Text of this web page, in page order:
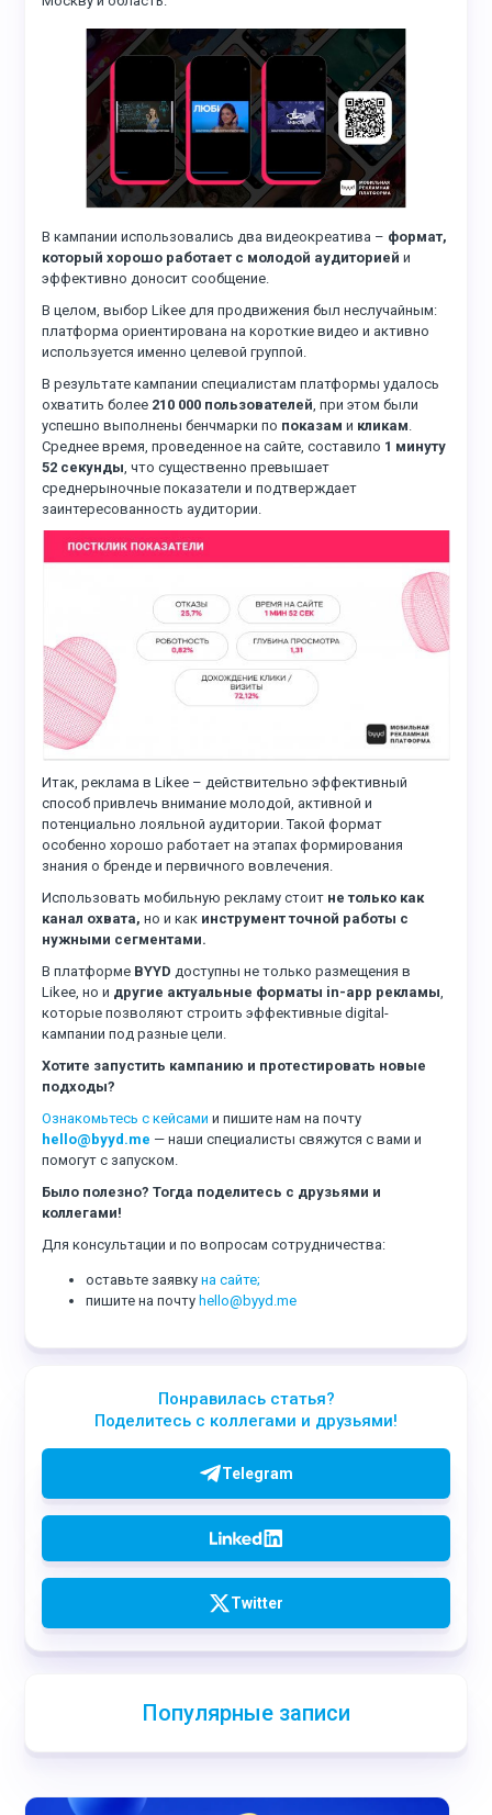
В кампании использовались два видеокреатива – формат,
который хорошо работает с молодой аудиторией и
эффективно доносит сообщение.
В целом, выбор Likee для продвижения был неслучайным:
платформа ориентирована на короткие видео и активно
используется именно целевой группой.
В результате кампании специалистам платформы удалось
охватить более 210 000 пользователей, при этом были
успешно выполнены бенчмарки по показам и кликам.
Среднее время, проведенное на сайте, составило 1 минуту
52 секунды, что существенно превышает
среднерыночные показатели и подтверждает
заинтересованность аудитории.
Итак, реклама в Likee – действительно эффективный
способ привлечь внимание молодой, активной и
потенциально лояльной аудитории. Такой формат
особенно хорошо работает на этапах формирования
знания о бренде и первичного вовлечения.
Использовать мобильную рекламу стоит не только как
канал охвата,но и как инструмент точной работы с
нужными сегментами.
В платформе BYYDдоступны не только размещения в
Likee, но и другие актуальные форматы in-app рекламы,
которые позволяют строить эффективные digital-
кампании под разные цели.
Хотите запустить кампанию и протестировать новые
подходы?
Ознакомьтесь с кейсами и пишите нам на почту
hello@byyd.me — наши специалисты свяжутся с вами и
помогут с запуском.
Было полезно? Тогда поделитесь с друзьями и
коллегами!
Для консультации и по вопросам сотрудничества:
оставьте заявкуна сайте;
пишите на почту hello@byyd.me
Понравилась статья?
Поделитесь с коллегами и друзьями!
Telegram
Twitter
Популярные записи